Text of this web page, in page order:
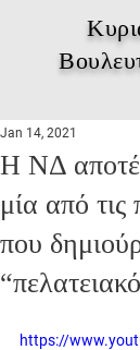
Η ΝΔ
μία από τις
που
Jan 14, 2021
https://